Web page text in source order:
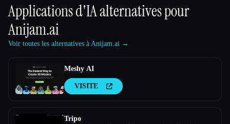
Applications d'IA alternatives pour
Anijam.ai
Voir toutes les alternatives à Anijam.ai →
Meshy AI
VISITE
Tripo